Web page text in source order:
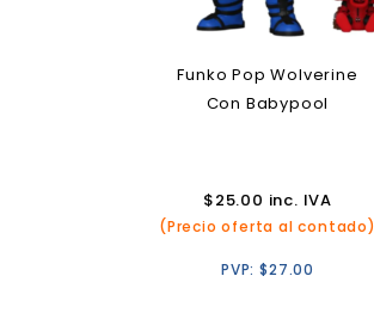
Funko Pop Wolverine
Con Babypool
$25.00 inc. IVA
(Precio oferta al contado)
PVP:$27.00